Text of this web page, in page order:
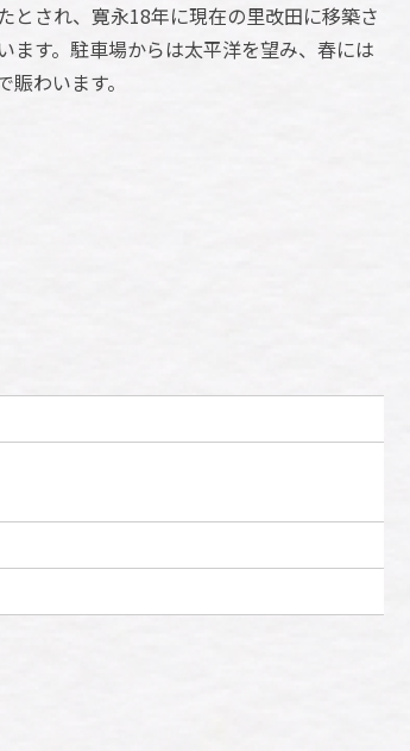
とされ、寛永18年に現在の里改田に移築さ
ます。駐車場からは太平洋を望み、春には
わいます。